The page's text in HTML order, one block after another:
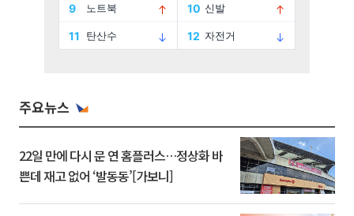
주요뉴스
22일 만에 다시 문 연 홈플러스…정상화 바
쁜데 재고 없어 ‘발동동’[가보니]